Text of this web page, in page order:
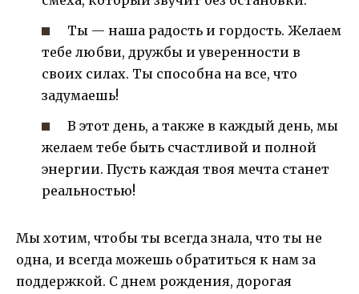
Ты — наша радость и гордость. Желаем
тебе любви, дружбы и уверенности в
своих силах. Ты способна на все, что
задумаешь!
В этот день, а также в каждый день, мы
желаем тебе быть счастливой и полной
энергии. Пусть каждая твоя мечта станет
реальностью!
Мы хотим, чтобы ты всегда знала, что ты не
одна, и всегда можешь обратиться к нам за
поддержкой. С днем рождения, дорогая